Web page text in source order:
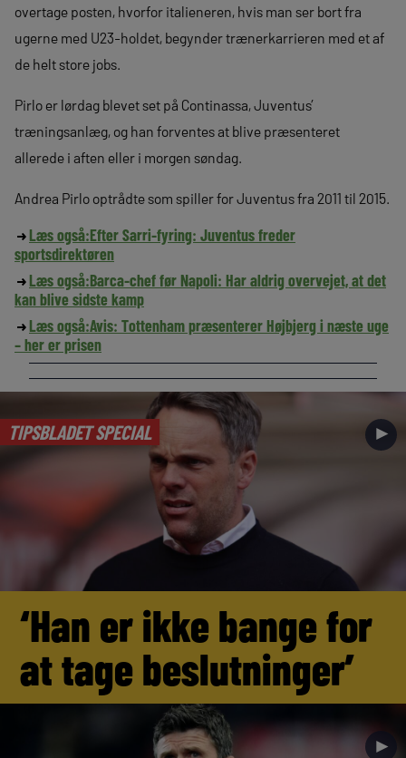
overtage posten, hvorfor italieneren, hvis man ser bort fra
ugerne med U23-holdet, begynder trænerkarrieren med et af
de helt store jobs.
Pirlo er lørdag blevet set på Continassa, Juventus’
træningsanlæg, og han forventes at blive præsenteret
allerede i aften eller i morgen søndag.
Andrea Pirlo optrådte som spiller for Juventus fra 2011 til 2015.
Læs også:Efter Sarri-fyring: Juventus freder
sportsdirektøren
Læs også:Barca-chef før Napoli: Har aldrig overvejet, at det
kan blive sidste kamp
Læs også:Avis: Tottenham præsenterer Højbjerg i næste uge
– her er prisen
TIPSBLADET SPECIAL ►
‘Han er ikke bange for
at tage beslutninger’
►